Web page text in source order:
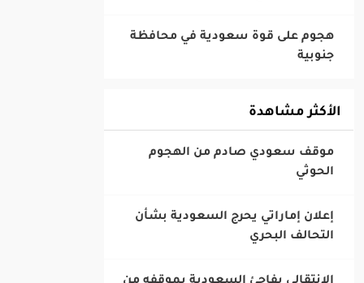
‎هجوم على قوة سعودية في محافظة
جنوبية
الأكثر مشاهدة
‎موقف سعودي صادم من الهجوم
الحوثي
‎إعلان إماراتي يحرج السعودية بشأن
التحالف البحري